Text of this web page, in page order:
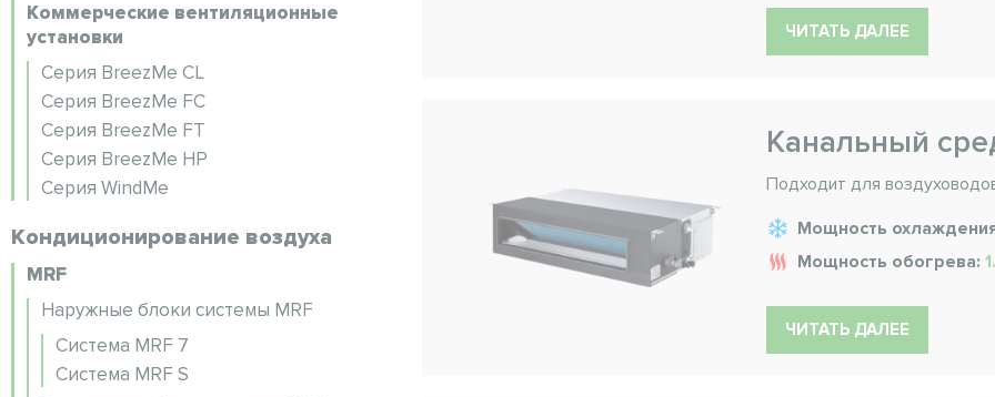
Коммерческие вентиляционные
установки
Серия BreezMe CL
Серия BreezMe FC
Серия BreezMe FT
Серия BreezMe HP
Серия WindMe
Кондиционирование воздуха
MRF
Наружные блоки системы MRF
Система MRF 7
Система MRF S
ЧИТАТЬ ДАЛЕЕ
Канальный
Подходит для
Мощность
Мощность обогрева:
ЧИТАТЬ ДАЛЕЕ